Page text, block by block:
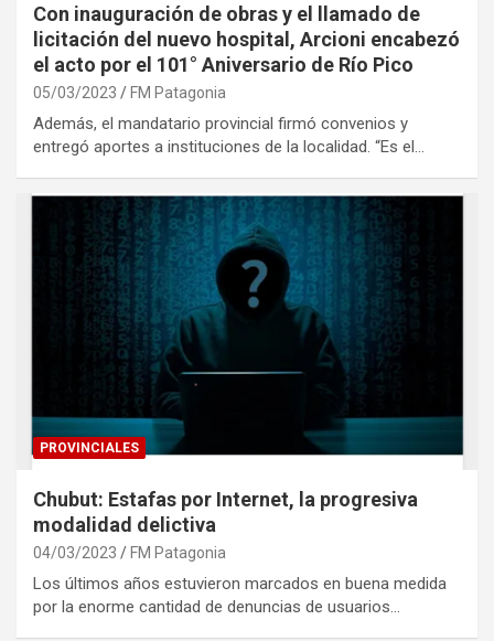
Con inauguración de obras y el llamado de
licitación del nuevo hospital, Arcioni encabezó
el acto por el 101° Aniversario de Río Pico
05/03/2023 FM Patagonia
Además, el mandatario provincial firmó convenios y
entregó aportes a instituciones de la localidad. “Es el…
PROVINCIALES
Chubut: Estafas por Internet, la progresiva
modalidad delictiva
04/03/2023 FM Patagonia
Los últimos años estuvieron marcados en buena medida
por la enorme cantidad de denuncias de usuarios…